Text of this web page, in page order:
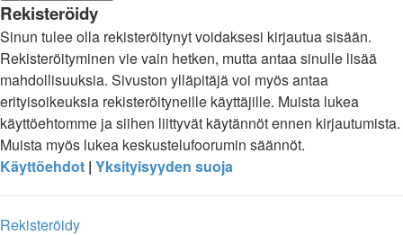
Rekisteröidy
Sinun tulee olla rekisteröitynyt voidaksesi kirjautua sisään.
Rekisteröityminen vie vain hetken, mutta antaa sinulle lisää
mahdollisuuksia. Sivuston ylläpitäjä voi myös antaa
erityisoikeuksia rekisteröityneille käyttäjille. Muista lukea
käyttöehtomme ja siihen liittyvät käytännöt ennen kirjautumista.
Muista myös lukea keskustelufoorumin säännöt.
Käyttöehdot | Yksityisyyden suoja
Rekisteröidy